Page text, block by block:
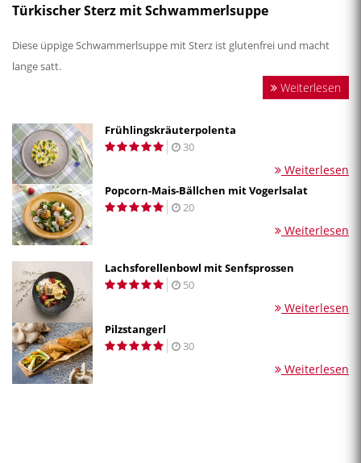
Türkischer Sterz mit Schwammerlsuppe
Diese üppige Schwammerlsuppe mit Sterz ist glutenfrei und macht
lange satt.
Weiterlesen
Frühlingskräuterpolenta
30
Weiterlesen
Popcorn-Mais-Bällchen mit Vogerlsalat
20
Weiterlesen
Lachsforellenbowl mit Senfsprossen
50
Weiterlesen
Pilzstangerl
30
Weiterlesen